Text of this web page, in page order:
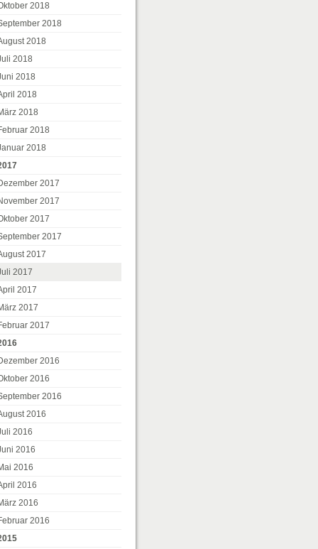
pernitz/
pottenstein/
2018
2018
2018
2018
2018
2018
2018
2018
2018
2017
2017
2017
2017
2017
2017
2017
2017
2017
2016
2016
2016
2016
2016
2016
2016
2016
2016
2016